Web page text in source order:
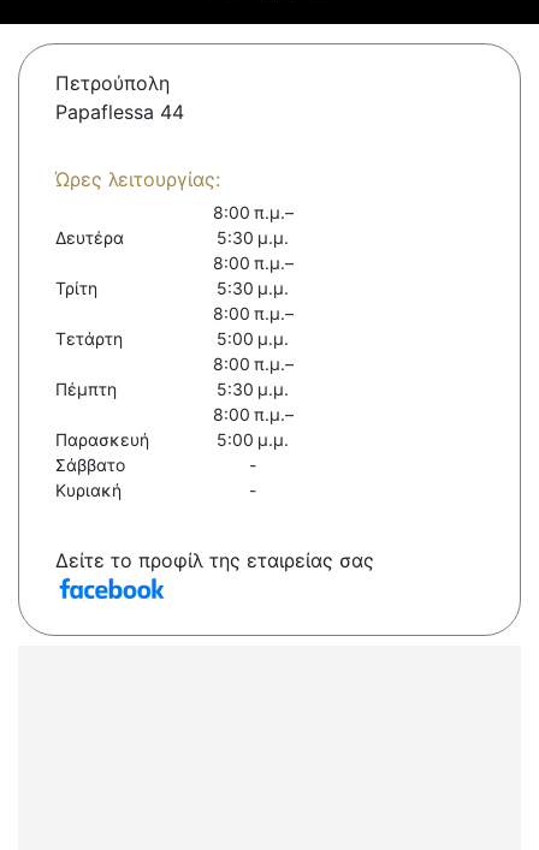
Πετρούπολη
Papaflessa 44
Ώρες λειτουργίας:
Δευτέρα
8:00 π.μ.–
5:30 μ.μ.
Τρίτη
8:00 π.μ.–
5:30 μ.μ.
Τετάρτη
8:00 π.μ.–
5:00 μ.μ.
Πέμπτη
8:00 π.μ.–
5:30 μ.μ.
Παρασκευή
8:00 π.μ.–
5:00 μ.μ.
Σάββατο
-
Κυριακή
-
Δείτε το προφίλ της εταιρείας σας